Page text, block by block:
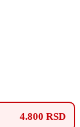
4.800 RSD